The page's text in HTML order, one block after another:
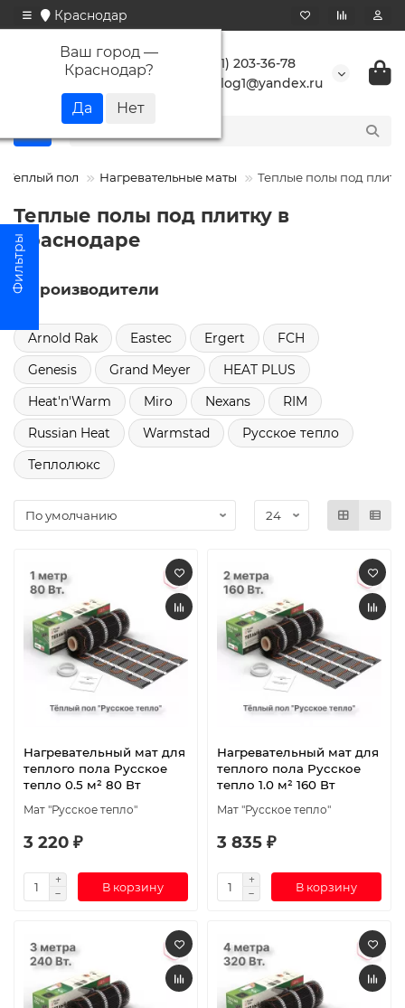
Краснодар
Ваш город —
Краснодар?
+7 (861) 203-36-78
buranlog1@yandex.ru
Теплый пол Нагревательные маты Теплые полы под
Теплые полы под плитку в
Краснодаре
Производители
Arnold Rak Eastec Ergert
FCH
Genesis
Grand Meyer
HEAT PLUS
Heat'n'Warm
Miro Nexans
RIM
Russian Heat
Warmstad
Русское тепло
Теплолюкс
Нагревательный мат для
теплого пола Русское
тепло 0.5 м² 80 Вт
Мат "Русское тепло"
3 220 ₽
В корзину
Нагревательный мат для
теплого пола Русское
тепло 1.0 м² 160 Вт
Мат "Русское тепло"
3 835 ₽
В корзину